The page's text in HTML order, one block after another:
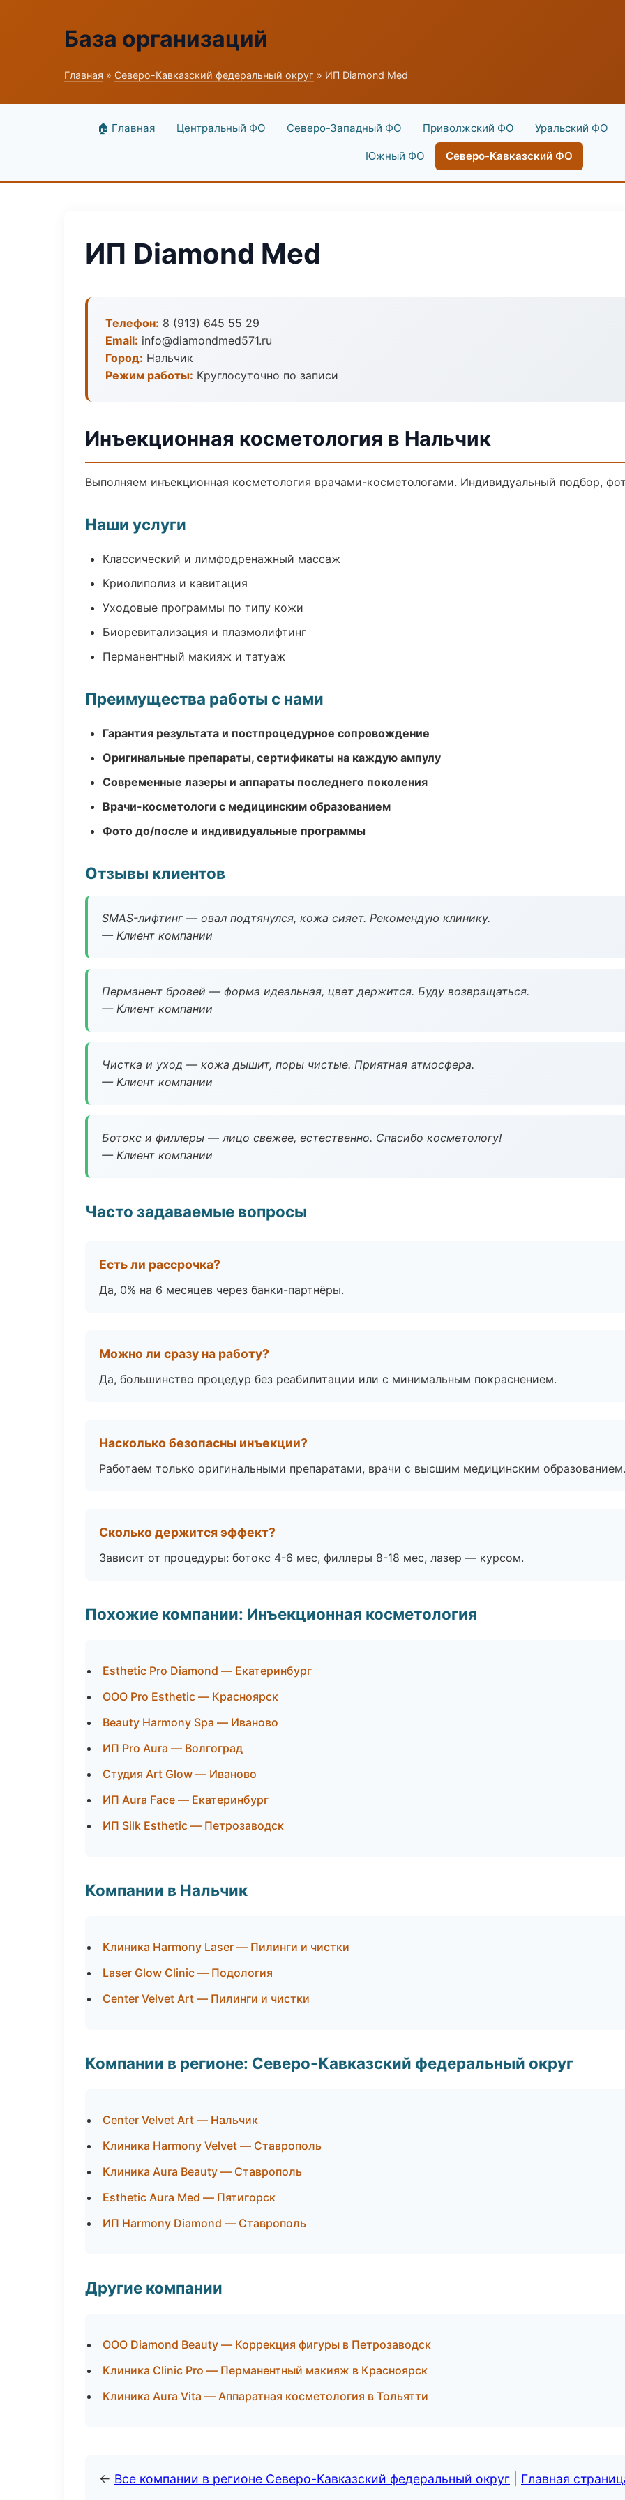
База организаций
Главная » Северо-Кавказский федеральный округ » ИП Diamond Med
🏠 Главная Центральный ФО Северо-Западный ФО Приволжский ФО Уральский ФО
Южный ФО Северо-Кавказский ФО
ИП Diamond Med
Телефон: 8 (913) 645 55 29
Email: info@diamondmed571.ru
Город: Нальчик
Режим работы: Круглосуточно по записи
Инъекционная косметология в Нальчик
Выполняем инъекционная косметология врачами-косметологами. Индивидуальный подбор,
Наши услуги
Классический и лимфодренажный массаж
Криолиполиз и кавитация
Уходовые программы по типу кожи
Биоревитализация и плазмолифтинг
Перманентный макияж и татуаж
Преимущества работы с нами
Гарантия результата и постпроцедурное сопровождение
Оригинальные препараты, сертификаты на каждую ампулу
Современные лазеры и аппараты последнего поколения
Врачи-косметологи с медицинским образованием
Фото до/после и индивидуальные программы
Отзывы клиентов
SMAS-лифтинг — овал подтянулся, кожа сияет. Рекомендую клинику.
— Клиент компании
Перманент бровей — форма идеальная, цвет держится. Буду возвращаться.
— Клиент компании
Чистка и уход — кожа дышит, поры чистые. Приятная атмосфера.
— Клиент компании
Ботокс и филлеры — лицо свежее, естественно. Спасибо косметологу!
— Клиент компании
Часто задаваемые вопросы
Есть ли рассрочка?
Да, 0% на 6 месяцев через банки-партнёры.
Можно ли сразу на работу?
Да, большинство процедур без реабилитации или с минимальным покраснением.
Насколько безопасны инъекции?
Работаем только оригинальными препаратами, врачи с высшим медицинским образованием.
Сколько держится эффект?
Зависит от процедуры: ботокс 4-6 мес, филлеры 8-18 мес, лазер — курсом.
Похожие компании: Инъекционная косметология
Esthetic Pro Diamond — Екатеринбург
ООО Pro Esthetic — Красноярск
Beauty Harmony Spa — Иваново
ИП Pro Aura — Волгоград
Студия Art Glow — Иваново
ИП Aura Face — Екатеринбург
ИП Silk Esthetic — Петрозаводск
Компании в Нальчик
Клиника Harmony Laser — Пилинги и чистки
Laser Glow Clinic — Подология
Center Velvet Art — Пилинги и чистки
Компании в регионе: Северо-Кавказский федеральный округ
Center Velvet Art — Нальчик
Клиника Harmony Velvet — Ставрополь
Клиника Aura Beauty — Ставрополь
Esthetic Aura Med — Пятигорск
ИП Harmony Diamond — Ставрополь
Другие компании
ООО Diamond Beauty — Коррекция фигуры в Петрозаводск
Клиника Clinic Pro — Перманентный макияж в Красноярск
Клиника Aura Vita — Аппаратная косметология в Тольятти
← Все компании в регионе Северо-Кавказский федеральный округ Главная